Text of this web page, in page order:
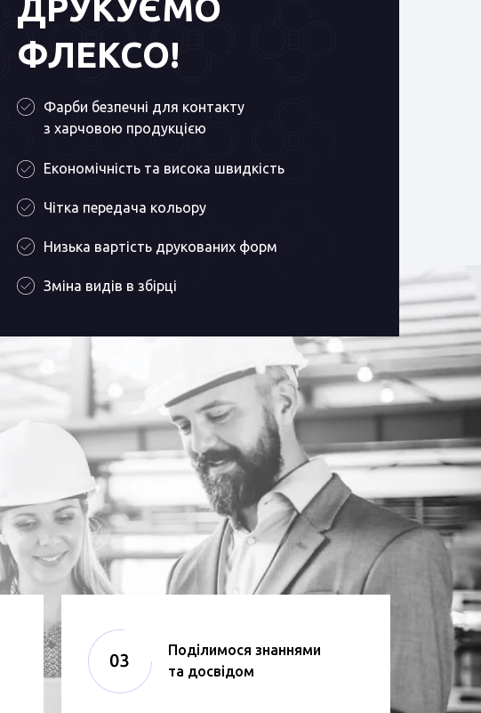
ДРУКУЄМО
ФЛЕКСО!
Фарби безпечні для контакту
з харчовою продукцією
Економічність та висока швидкість
Чітка передача кольору
Низька вартість друкованих форм
Зміна видів в збірці
Поділимося знаннями
та досвідом